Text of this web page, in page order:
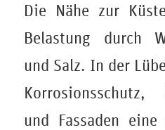
Die Nähe zur
Belastung durch
und Salz. In der
Korrosionsschutz,
und Fassaden